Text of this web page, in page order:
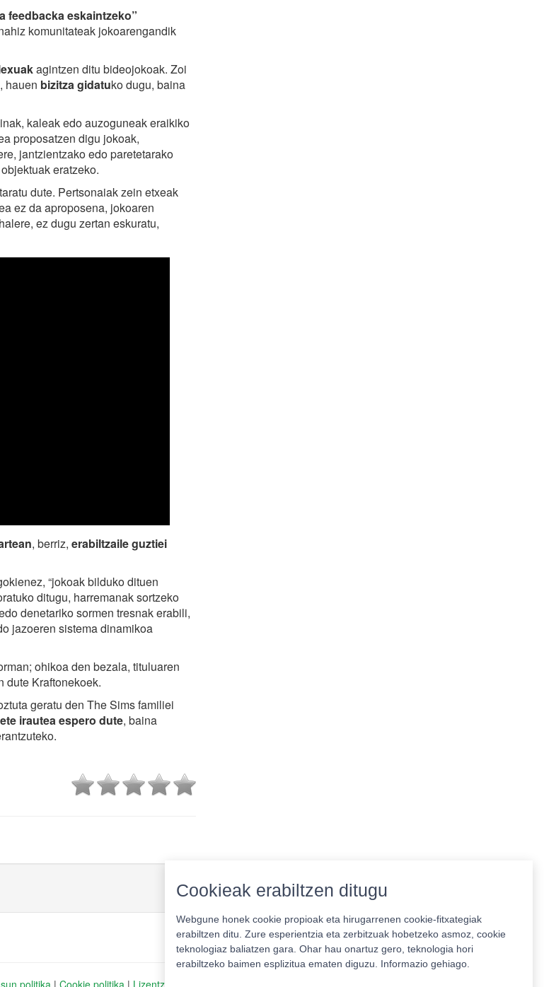
feedbacka eskaintzeko”
komunitateak jokoarengandik
agintzen ditu bideojokoak. Zoi
hauen bizitza gidatuko dugu, baina
kaleak edo auzoguneak eraikiko
proposatzen digu jokoak,
jantzientzako edo paretetarako
eratzeko.
dute. Pertsonaiak zein etxeak
ez da aproposena, jokoaren
ez dugu zertan eskuratu,
, berriz, erabiltzaile guztiei
“jokoak bilduko dituen
ditugu, harremanak sortzeko
denetariko sormen tresnak erabili,
jazoeren sistema dinamikoa
ohikoa den bezala, tituluaren
dute Kraftonekoek.
geratu den The Sims familiei
irautea espero dute, baina
Cookieak erabiltzen ditugu
Webgune honek cookie propioak eta hirugarrenen cookie-fitxategiak
erabiltzen ditu. Zure esperientzia eta zerbitzuak hobetzeko asmoz, cookie
teknologiaz baliatzen gara. Ohar hau onartuz gero, teknologia hori
erabiltzeko baimen esplizitua ematen diguzu. Informazio gehiago.